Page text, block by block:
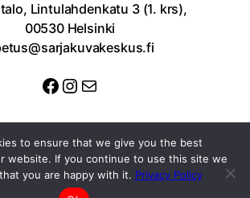
Lintulahdenkatu 3 (1. krs),
00530 Helsinki
Facebook
Instagram
Sähköposti
to ensure that we give you the best
website. If you continue to use this site we
you are happy with it. Privacy Policy